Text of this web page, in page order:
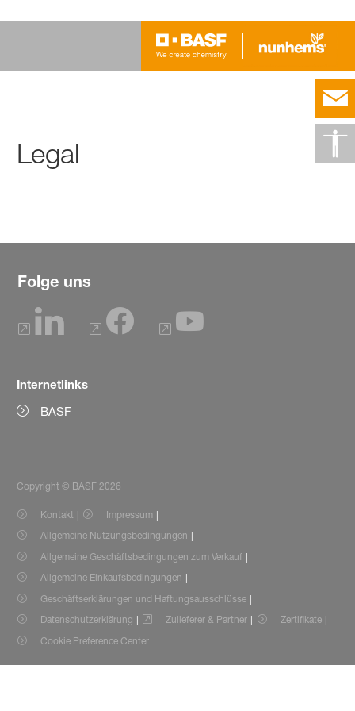
Legal
Folge uns
Internetlinks
BASF
Copyright © BASF 2026
Kontakt
Impressum
Allgemeine Nutzungsbedingungen
Allgemeine Geschäftsbedingungen zum Verkauf
Allgemeine Einkaufsbedingungen
Geschäftserklärungen und Haftungsausschlüsse
Datenschutzerklärung
Zulieferer & Partner
Zertifikate
Cookie Preference Center